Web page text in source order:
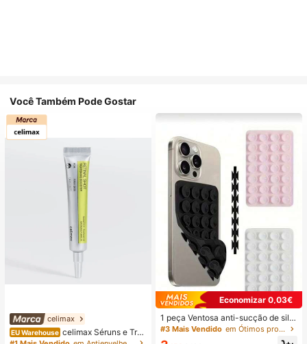
Você Também Pode Gostar
celimax
EU Warehouse celimax Séruns e Trat
amento Facial
Economizar 0,03€
1 peça Ventosa anti-sucção de silic
one para telemóvel, 28 peças Vento
sas de silicone (almofadas de sucç
#3 Mais Vendido em Ótimos produtos para dormir Artigos essenciais